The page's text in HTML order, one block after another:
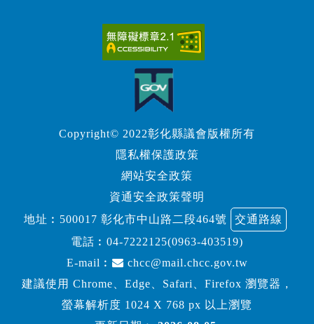
Copyright© 2022彰化縣議會版權所有
隱私權保護政策
網站安全政策
資通安全政策聲明
地址︰500017 彰化市中山路二段464號
交通路線
電話︰ 04-7222125(0963-403519)
E-mail︰
chcc@mail.chcc.gov.tw
建議使用 Chrome、Edge、Safari、Firefox 瀏覽器，
螢幕解析度 1024 X 768 px 以上瀏覽